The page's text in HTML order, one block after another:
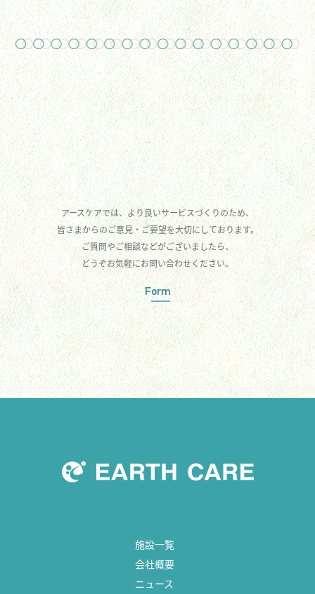
アースケアでは、より良いサービスづくりのため、
皆さまからのご意見・ご要望を大切にしております。
ご質問やご相談などがございましたら、
どうぞお気軽にお問い合わせください。
Form
施設一覧
会社概要
ニュース